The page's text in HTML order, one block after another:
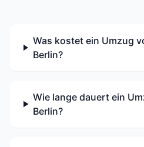
Was kostet ein Umzug
Berlin?
Wie lange dauert ein
Berlin?